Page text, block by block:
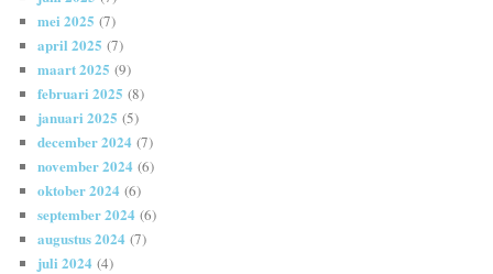
mei 2025 (7)
april 2025 (7)
maart 2025 (9)
februari 2025 (8)
januari 2025 (5)
december 2024 (7)
november 2024 (6)
oktober 2024 (6)
september 2024 (6)
augustus 2024 (7)
juli 2024 (4)